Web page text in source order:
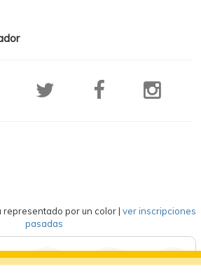
representado por un color| ver inscripciones
pasadas